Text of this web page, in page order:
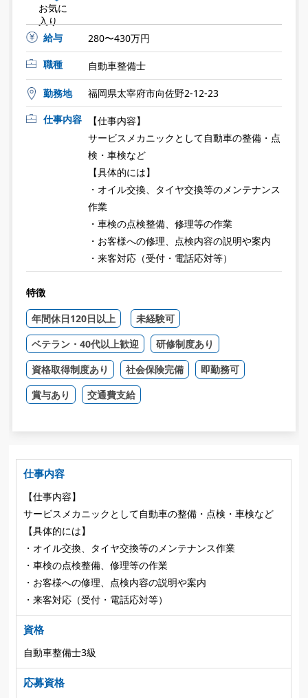
お気に
入り
給与
280〜430万円
職種
自動車整備士
勤務地
福岡県太宰府市向佐野2-12-23
仕事内容
【仕事内容】
サービスメカニックとして自動車の整備・点
検・車検など
【具体的には】
・オイル交換、タイヤ交換等のメンテナンス
作業
・車検の点検整備、修理等の作業
・お客様への修理、点検内容の説明や案内
・来客対応（受付・電話応対等）
特徴
年間休日120日以上
未経験可
ベテラン・40代以上歓迎
研修制度あり
資格取得制度あり
社会保険完備
即勤務可
賞与あり
交通費支給
仕事内容
【仕事内容】
サービスメカニックとして自動車の整備・点検・車検など
【具体的には】
・オイル交換、タイヤ交換等のメンテナンス作業
・車検の点検整備、修理等の作業
・お客様への修理、点検内容の説明や案内
・来客対応（受付・電話応対等）
資格
自動車整備士3級
応募資格